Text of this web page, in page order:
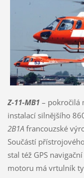
Z-11-MB1– pokročilá
instalací silnějšího
2B1Afrancouzské
Součástí
stal též GPS
motoru má vrtulník